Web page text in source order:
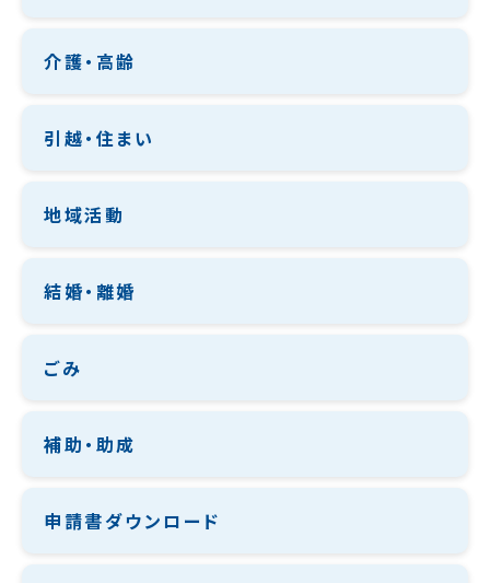
介護・高齢
引越・住まい
地域活動
結婚・離婚
ごみ
補助・助成
申請書ダウンロード